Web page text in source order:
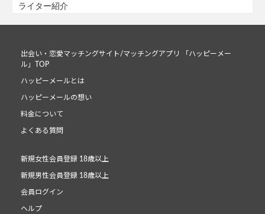
ライター紹介
出会い・恋愛マッチングサイト/マッチングアプリ 「ハッピーメー
ル」TOP
ハッピーメールとは
ハッピーメールの想い
料金について
よくある質問
新規女性会員登録 18歳以上
新規男性会員登録 18歳以上
会員ログイン
ヘルプ